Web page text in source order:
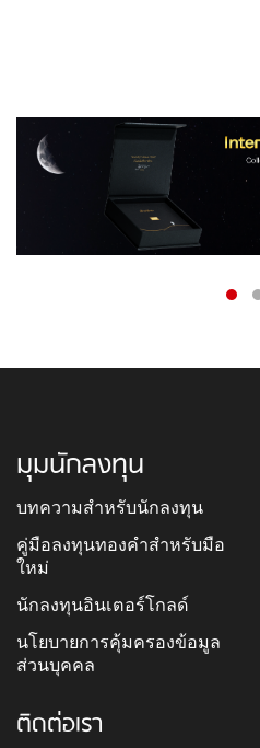
มุมนักลงทุน
บทความสำหรับนักลงทุน
คู่มือลงทุนทองคำสำหรับมือ
ใหม่
นักลงทุนอินเตอร์โกลด์
นโยบายการคุ้มครองข้อมูล
ส่วนบุคคล
ติดต่อเรา